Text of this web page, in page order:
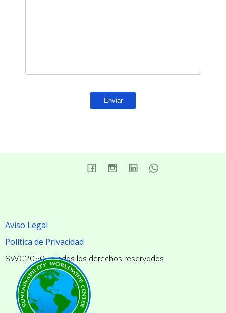
Aviso Legal
Política de Privacidad
SWC2050 – Todos los derechos reservados